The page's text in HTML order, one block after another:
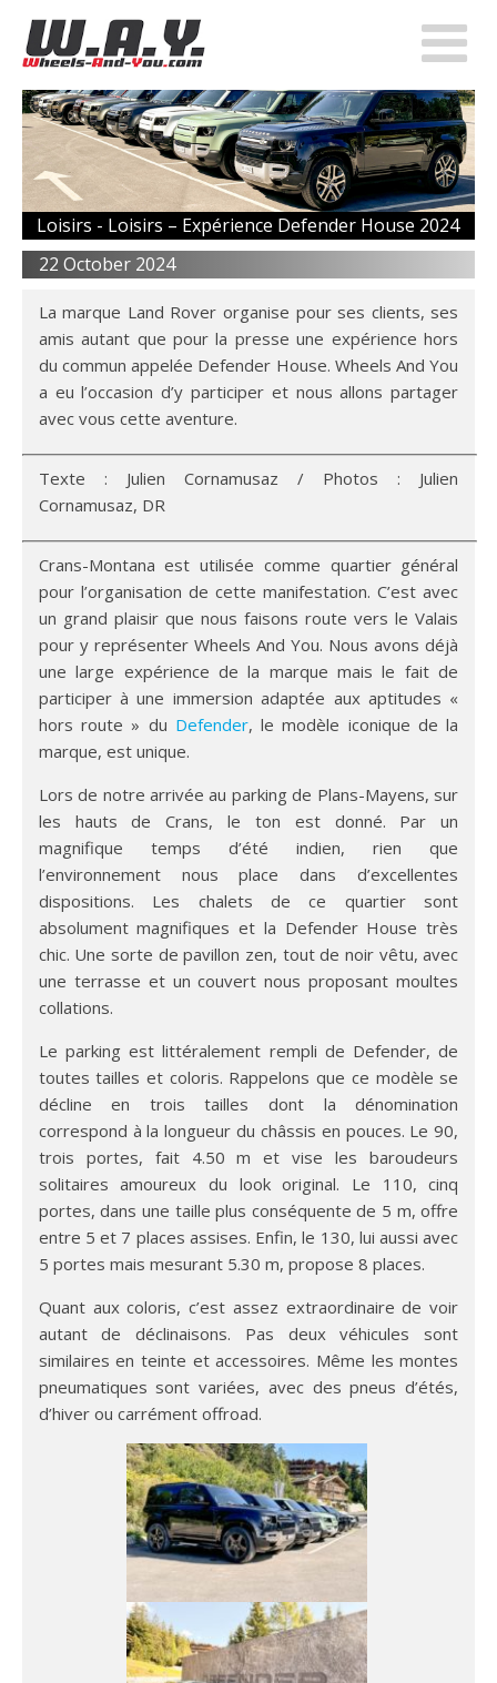
Loisirs - Loisirs – Expérience Defender House 2024
22 October 2024
La marque Land Rover organise pour ses clients, ses
amis autant que pour la presse une expérience hors
du commun appelée Defender House. Wheels And You
a eu l’occasion d’y participer et nous allons partager
avec vous cette aventure.
Texte : Julien Cornamusaz / Photos : Julien
Cornamusaz, DR
Crans-Montana est utilisée comme quartier général
pour l’organisation de cette manifestation. C’est avec
un grand plaisir que nous faisons route vers le Valais
pour y représenter Wheels And You. Nous avons déjà
une large expérience de la marque mais le fait de
participer à une immersion adaptée aux aptitudes «
hors route » du Defender, le modèle iconique de la
marque, est unique.
Lors de notre arrivée au parking de Plans-Mayens, sur
les hauts de Crans, le ton est donné. Par un
magnifique temps d’été indien, rien que
l’environnement nous place dans d’excellentes
dispositions. Les chalets de ce quartier sont
absolument magnifiques et la Defender House très
chic. Une sorte de pavillon zen, tout de noir vêtu, avec
une terrasse et un couvert nous proposant moultes
collations.
Le parking est littéralement rempli de Defender, de
toutes tailles et coloris. Rappelons que ce modèle se
décline en trois tailles dont la dénomination
correspond à la longueur du châssis en pouces. Le 90,
trois portes, fait 4.50 m et vise les baroudeurs
solitaires amoureux du look original. Le 110, cinq
portes, dans une taille plus conséquente de 5 m, offre
entre 5 et 7 places assises. Enfin, le 130, lui aussi avec
5 portes mais mesurant 5.30 m, propose 8 places.
Quant aux coloris, c’est assez extraordinaire de voir
autant de déclinaisons. Pas deux véhicules sont
similaires en teinte et accessoires. Même les montes
pneumatiques sont variées, avec des pneus d’étés,
d’hiver ou carrément offroad.